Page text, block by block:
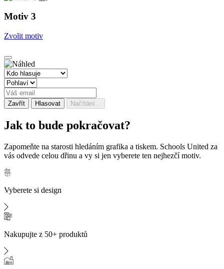
Motiv 3
Zvolit motiv
Zavřít Hlasovat Načítání...
Jak to bude pokračovat?
Zapomeňte na starosti hledáním grafika a tiskem. Schools United za
vás odvede celou dřinu a vy si jen vyberete ten nejhezčí motiv.
Vyberete si design
Nakupujte z 50+ produktů